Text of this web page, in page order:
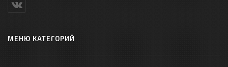
МЕНЮ КАТЕГОРИЙ